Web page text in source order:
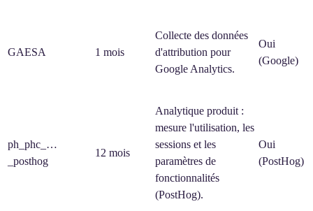
GAESA 1 mois
Collecte des données
d'attribution pour
Google Analytics.
Oui
(Google)
ph_phc_…
_posthog
12 mois
Analytique produit :
mesure l'utilisation, les
sessions et les
paramètres de
fonctionnalités
(PostHog).
Oui
(PostHog)